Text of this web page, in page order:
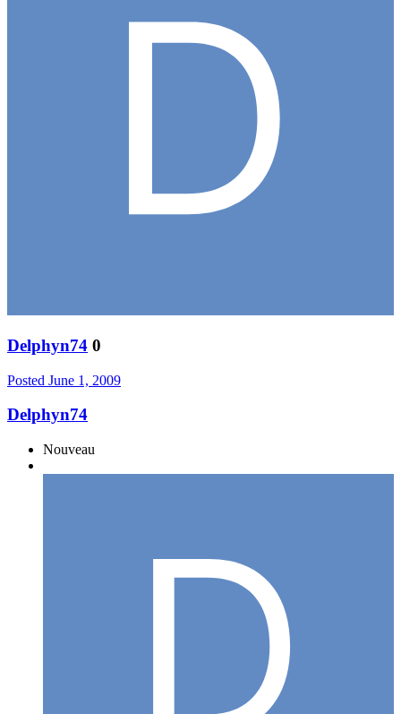
Delphyn74 0
Posted June 1, 2009
Delphyn74
Nouveau